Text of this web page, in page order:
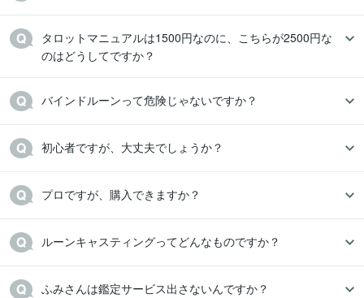
タロットマニュアルは1500円なのに、こちらが2500円な
のはどうしてですか？
バインドルーンって危険じゃないですか？
初心者ですが、大丈夫でしょうか？
プロですが、購入できますか？
ルーンキャスティングってどんなものですか？
ふみさんは鑑定サービス出さないんですか？